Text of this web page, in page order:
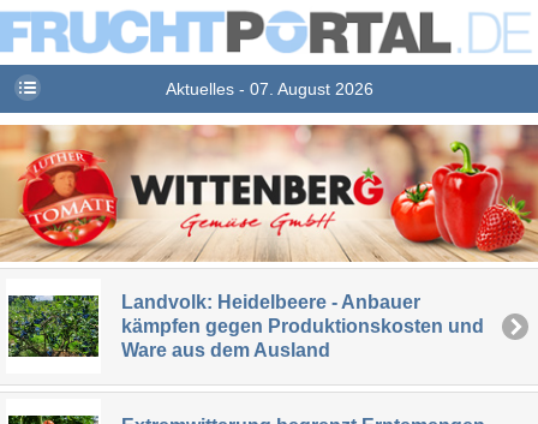
Aktuelles - 07. August 2026
Landvolk: Heidelbeere - Anbauer
kämpfen gegen Produktionskosten und
Ware aus dem Ausland